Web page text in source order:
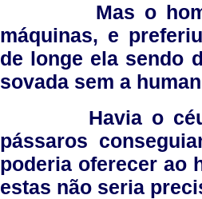
Mas o homem
máquinas, e
de longe ela sendo
sovada sem a
Havia o céu...
pássaros
poderia oferecer ao
estas não seria